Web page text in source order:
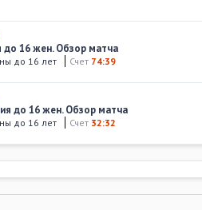
до 16 жен. Обзор матча
до 16 лет Счет 74:39
до 16 жен. Обзор матча
до 16 лет Счет 32:32